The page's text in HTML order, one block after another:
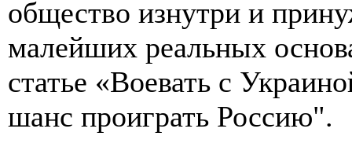
общество изнутри и
малейших реальных
статье «Воевать с
шанс проиграть Россию".